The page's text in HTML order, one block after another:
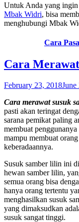
Untuk Anda yang ingin
Mbak Widri, bisa
menghubungi Mbak
Cara
Cara
February 23, 2018June
Cara merawat susuk
pasti akan teringat
sarana pemikat paling
membuat
mampu membuat
keberadaannya.
Susuk samber lilin ini
hewan samber lilin,
semua orang bisa
hanya orang tertentu
menghasilkan susuk
yang dimaksudkan
susuk sangat tinggi.